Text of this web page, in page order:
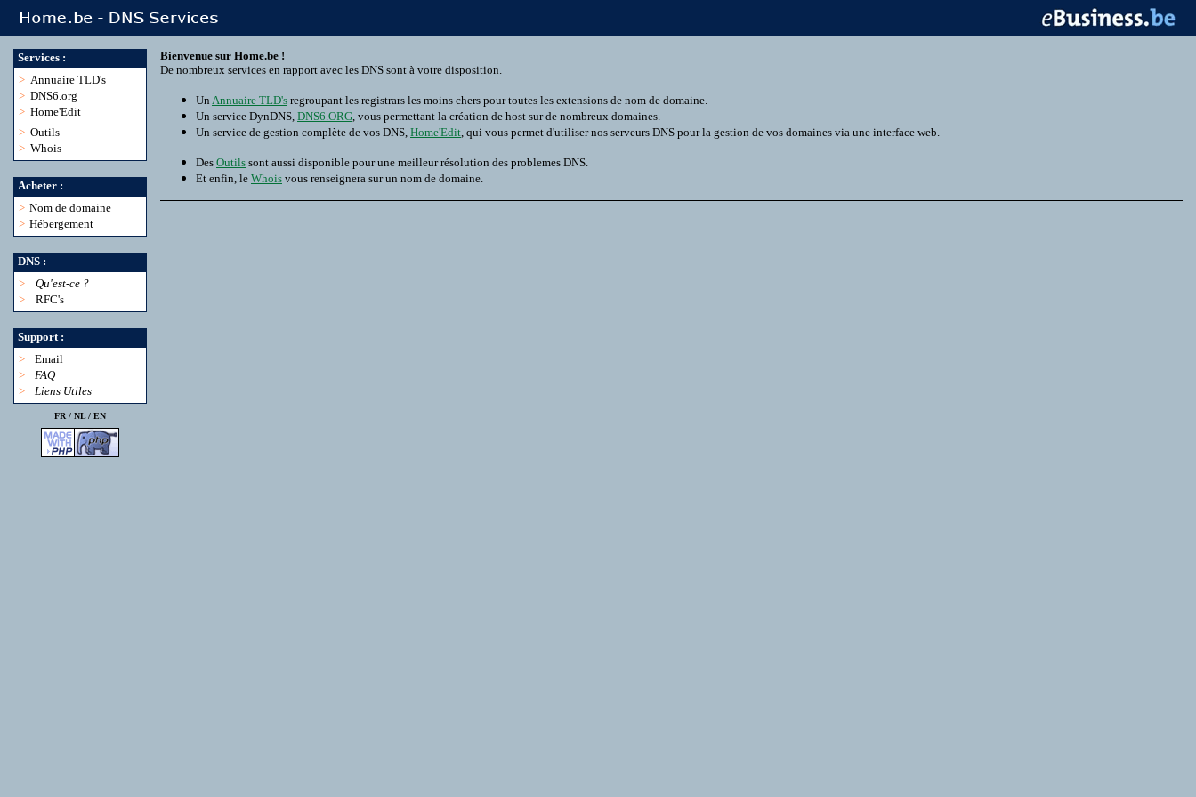
Services :
> Annuaire TLD's
> DNS6.org
> Home'Edit
> Outils
> Whois
Acheter :
> Nom de domaine
> Hébergement
DNS :
>
Qu'est-ce ?
>
RFC's
Support :
>
Email
>
FAQ
>
Liens Utiles
FR / NL/ EN
Bienvenue sur Home.be !
De nombreux services en rapport avec les DNS sont à votre disposition.
Un Annuaire TLD's regroupant les registrars les moins chers pour toutes les extensions de nom de domaine.
Un service DynDNS, DNS6.ORG, vous permettant la création de host sur de nombreux domaines.
Un service de gestion complète de vos DNS, Home'Edit, qui vous permet d'utiliser nos serveurs DNS pour la gestion de vos domaines via une interface web.
Des Outils sont aussi disponible pour une meilleur résolution des problemes DNS.
Et enfin, le Whois vous renseignera sur un nom de domaine.